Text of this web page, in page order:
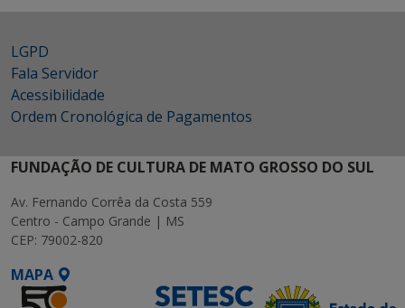
LGPD
Fala Servidor
Acessibilidade
Ordem Cronológica de Pagamentos
FUNDAÇÃO DE CULTURA DE MATO GROSSO DO SUL
Av. Fernando Corrêa da Costa 559
Centro - Campo Grande | MS
CEP: 79002-820
MAPA